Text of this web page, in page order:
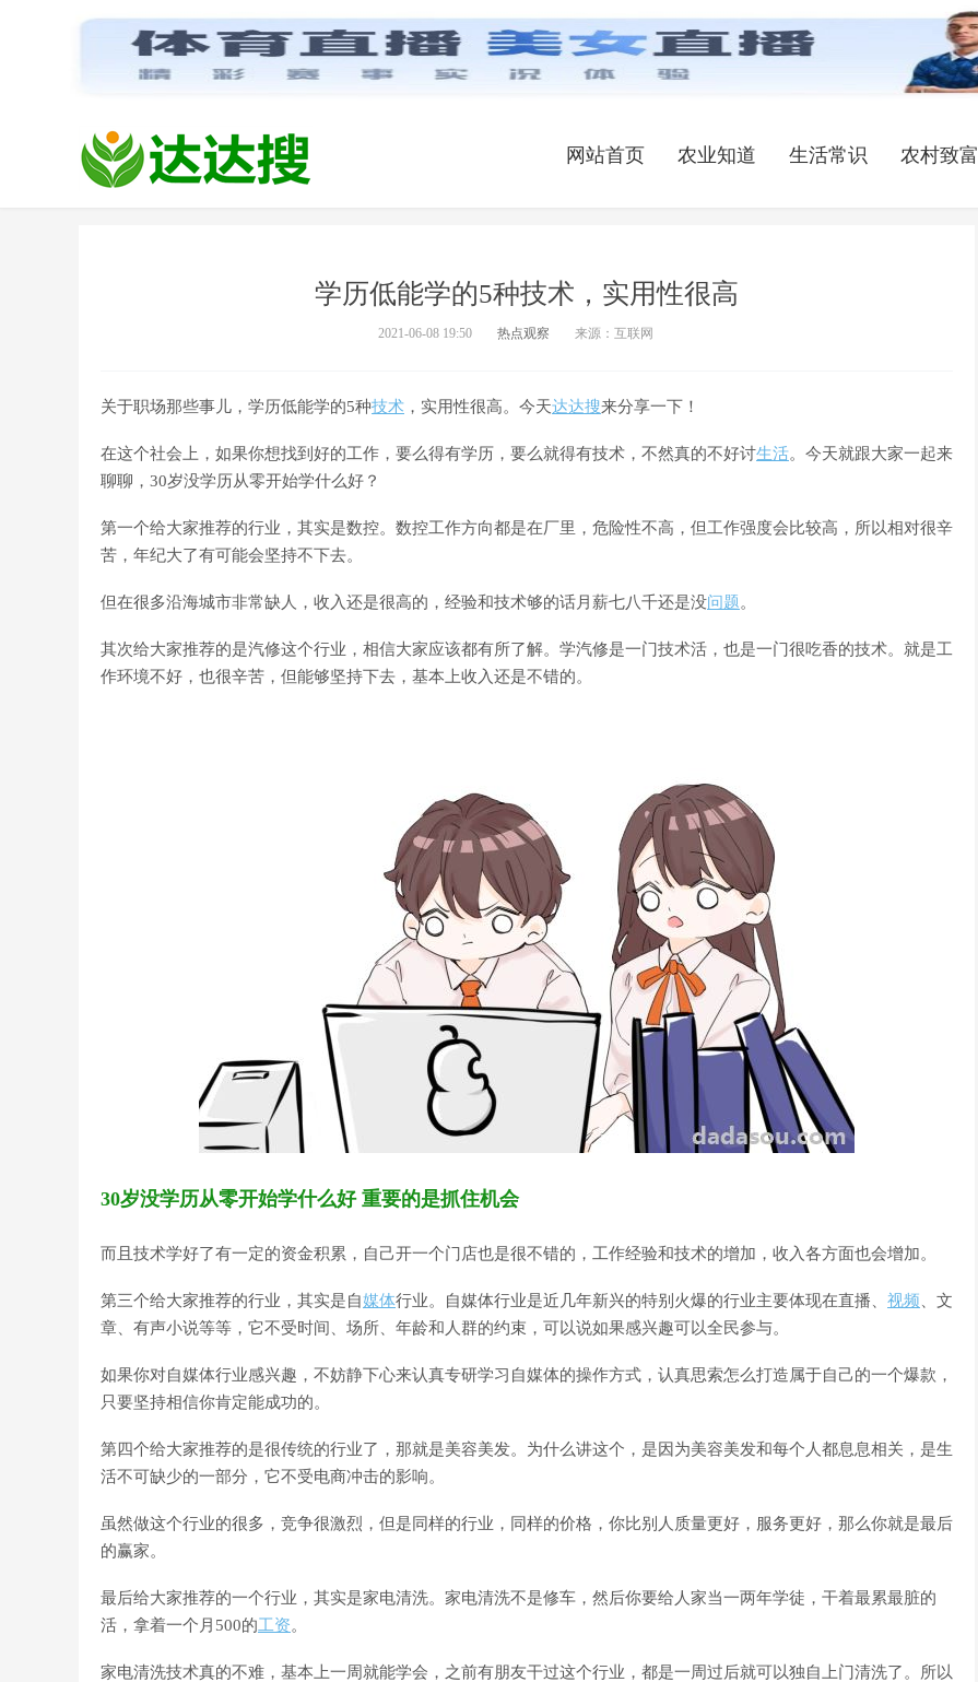
网站首页 农业知道 生活常识 农村致富
学历低能学的5种技术，实用性很高
2021-06-08 19:50 热点观察 来源：互联网
关于职场那些事儿，学历低能学的5种技术 ，实用性很高。今天达达搜来分享一下！
在这个社会上，如果你想找到好的工作，要么得有学历，要么就得有技术，不然真的不好讨生活。今天就跟大家一起来
聊聊，30岁没学历从零开始学什么好？
第一个给大家推荐的行业，其实是数控。数控工作方向都是在厂里，危险性不高，但工作强度会比较高，所以相对很辛
苦，年纪大了有可能会坚持不下去。
但在很多沿海城市非常缺人，收入还是很高的，经验和技术够的话月薪七八千还是没问题。
其次给大家推荐的是汽修这个行业，相信大家应该都有所了解。学汽修是一门技术活，也是一门很吃香的技术。就是工
作环境不好，也很辛苦，但能够坚持下去，基本上收入还是不错的。
30岁没学历从零开始学什么好 重要的是抓住机会
而且技术学好了有一定的资金积累，自己开一个门店也是很不错的，工作经验和技术的增加，收入各方面也会增加。
第三个给大家推荐的行业，其实是自媒体行业。自媒体行业是近几年新兴的特别火爆的行业主要体现在直播、 视频 、文
章、有声小说等等，它不受时间、场所、年龄和人群的约束，可以说如果感兴趣可以全民参与。
如果你对自媒体行业感兴趣，不妨静下心来认真专研学习自媒体的操作方式，认真思索怎么打造属于自己的一个爆款，
只要坚持相信你肯定能成功的。
第四个给大家推荐的是很传统的行业了，那就是美容美发。为什么讲这个，是因为美容美发和每个人都息息相关，是生
活不可缺少的一部分，它不受电商冲击的影响。
虽然做这个行业的很多，竞争很激烈，但是同样的行业，同样的价格，你比别人质量更好，服务更好，那么你就是最后
的赢家。
最后给大家推荐的一个行业，其实是家电清洗。家电清洗不是修车，然后你要给人家当一两年学徒，干着最累最脏的
活，拿着一个月500的工资。
家电清洗技术真的不难，基本上一周就能学会，之前有朋友干过这个行业，都是一周过后就可以独自上门清洗了。所以